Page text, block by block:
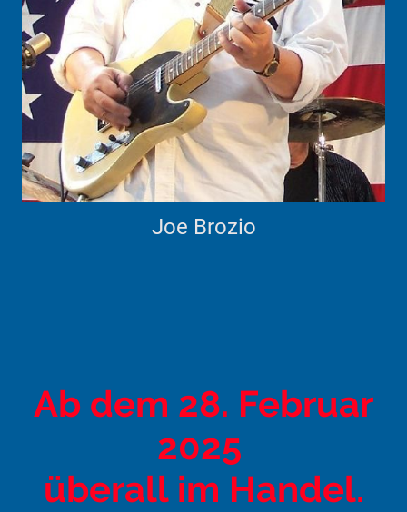
Joe Brozio
Ab dem 28. Februar
2025
überall im Handel.